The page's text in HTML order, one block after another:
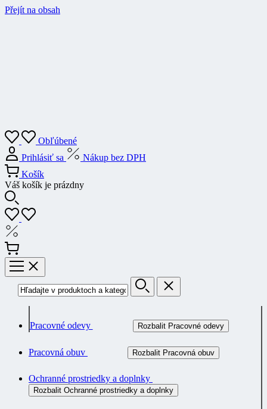
Přejít na obsah
Obľúbené
Prihlásiť sa
Nákup bez DPH
Košík
Váš košík je prázdny
Pracovné odevy Rozbalit Pracovné odevy
Pracovná obuv Rozbalit Pracovná obuv
Ochranné prostriedky a doplnky
Rozbalit Ochranné prostriedky a doplnky